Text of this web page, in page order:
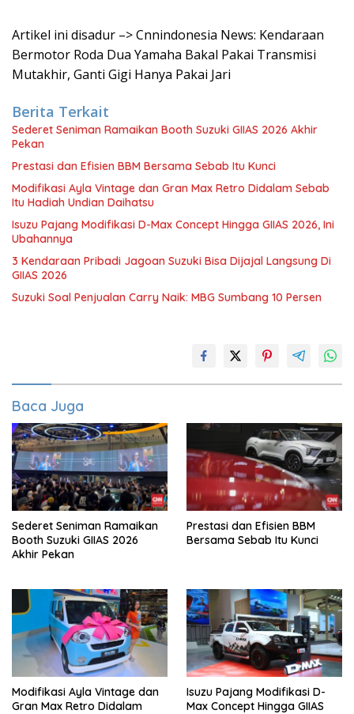
Artikel ini disadur –> Cnnindonesia News: Kendaraan
Bermotor Roda Dua Yamaha Bakal Pakai Transmisi
Mutakhir, Ganti Gigi Hanya Pakai Jari
Berita Terkait
Sederet Seniman Ramaikan Booth Suzuki GIIAS 2026 Akhir
Pekan
Prestasi dan Efisien BBM Bersama Sebab Itu Kunci
Modifikasi Ayla Vintage dan Gran Max Retro Didalam Sebab
Itu Hadiah Undian Daihatsu
Isuzu Pajang Modifikasi D-Max Concept Hingga GIIAS 2026, Ini
Ubahannya
3 Kendaraan Pribadi Jagoan Suzuki Bisa Dijajal Langsung Di
GIIAS 2026
Suzuki Soal Penjualan Carry Naik: MBG Sumbang 10 Persen
Baca Juga
Sederet Seniman Ramaikan
Booth Suzuki GIIAS 2026
Akhir Pekan
Prestasi dan Efisien BBM
Bersama Sebab Itu Kunci
Modifikasi Ayla Vintage dan
Gran Max Retro Didalam
Isuzu Pajang Modifikasi D-
Max Concept Hingga GIIAS